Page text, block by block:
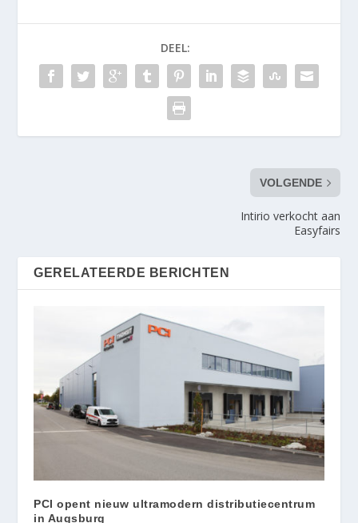
DEEL:
VOLGENDE
Intirio verkocht aan
Easyfairs
GERELATEERDE BERICHTEN
PCI opent nieuw ultramodern distributiecentrum
in Augsburg